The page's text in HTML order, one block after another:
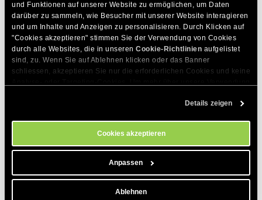
und Funktionen auf unserer Website zu ermöglichen, um Daten
darüber zu sammeln, wie Besucher mit unserer Website interagieren
und um Inhalte und Anzeigen zu personalisieren. Durch Klicken auf
"Cookies akzeptieren" stimmen Sie der Verwendung von Cookies
durch alle Websites, die in unseren Cookie-Richtlinien aufgelistet
sind, zu. Wenn Sie auf Ablehnen klicken oder das Banner
schliessen, akzeptieren Sie nur die erforderlichen Cookies und keine
. Sie können Ihre Cookie-Einstellungen jederzeit im
Details zeigen
Cookies akzeptieren
Anpassen
Ablehnen
}
DIESEN ARTIKEL TEILEN
Zum Thema Passende Artikel
Wie kann ich private Benachrichtigungen für
vBulletin-Benutzer aktivieren?
Wie binde ich externe RSS-Feeds in vBulletin